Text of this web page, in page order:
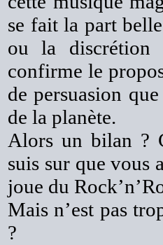
se fait la part
ou la discrétion
confirme le
de persuasion
de la planète.
Alors un bilan ?
suis sur que vous
joue du
Mais n’est pas
?